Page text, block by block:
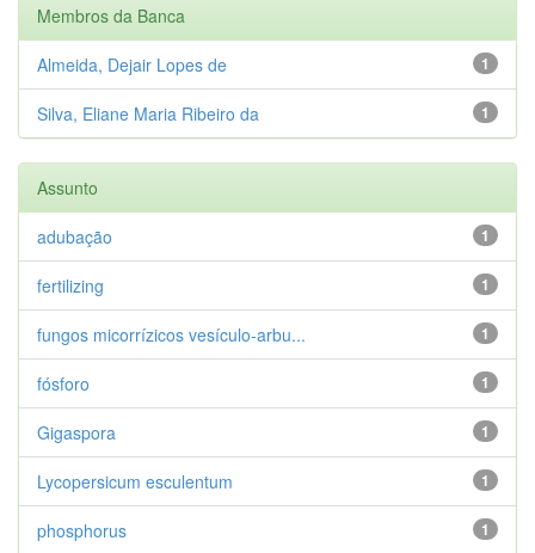
Membros da Banca
1
Almeida, Dejair Lopes de
1
Silva, Eliane Maria Ribeiro da
Assunto
1
adubação
1
fertilizing
1
fungos micorrízicos vesículo-arbu...
1
fósforo
1
Gigaspora
1
Lycopersicum esculentum
1
phosphorus